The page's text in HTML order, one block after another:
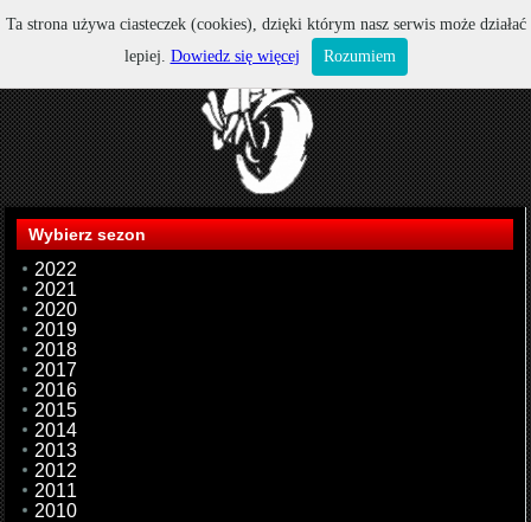
Wybierz sezon
2022
2021
2020
2019
2018
2017
2016
2015
2014
2013
2012
2011
2010
Ta strona używa ciasteczek (cookies), dzięki którym nasz serwis może działać
lepiej. Dowiedz się więcej Rozumiem